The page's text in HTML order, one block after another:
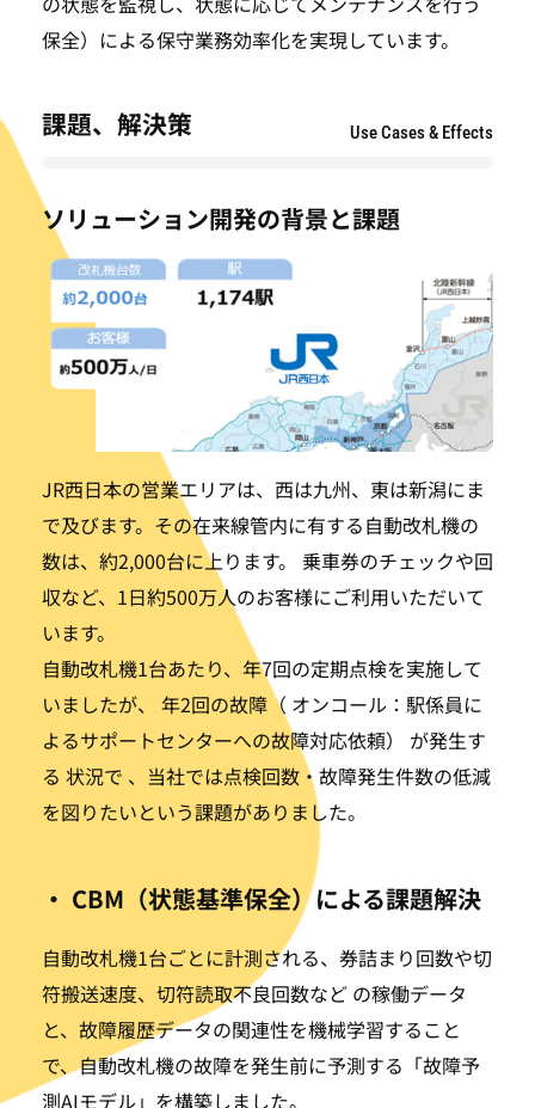
保全）による保守業務効率化を実現しています。
課題、解決策 Use Cases & Effects
ソリューション開発の背景と課題
JR西日本の営業エリアは、西は九州、東は新潟にま
で及びます。その在来線管内に有する自動改札機の
数は、約2,000台に上ります。 乗車券のチェックや回
収など、1日約500万人のお客様にご利用いただいて
います。
自動改札機1台あたり、年7回の定期点検を実施して
いましたが、 年2回の故障（ オンコール：駅係員に
よるサポートセンターへの故障対応依頼） が発生す
る 状況で 、当社では点検回数・故障発生件数の低減
を図りたいという課題がありました。
・ CBM（状態基準保全）による課題解決
自動改札機1台ごとに計測される、券詰まり回数や切
符搬送速度、切符読取不良回数など の稼働データ
と、故障履歴データの関連性を機械学習すること
で、自動改札機の故障を発生前に予測する「故障予
測AIモデル」を構築しました。